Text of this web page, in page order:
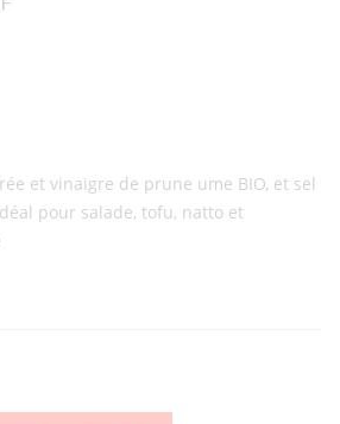
et vinaigre de prune ume BIO, et sel
pour salade, tofu, natto et